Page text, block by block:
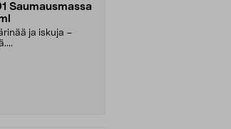
Saumausmassa
ja iskuja –